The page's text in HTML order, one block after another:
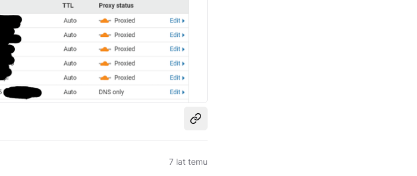
Udostępnij
7 lat temu